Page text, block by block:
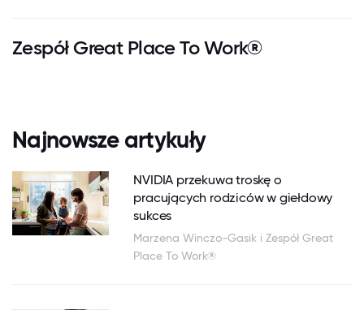
Zespół Great Place To Work®
Najnowsze artykuły
NVIDIA przekuwa troskę o
pracujących rodziców w giełdowy
sukces
Marzena Winczo-Gasik i Zespół Great
Place To Work®